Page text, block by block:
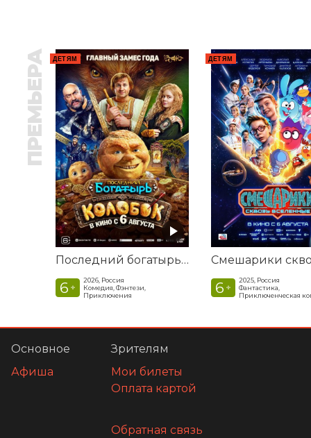
ПРЕМЬЕРА ДЕТЯМ
Последний богатырь. Колобок
6 +
2026, Россия
Комедия, Фэнтези,
Приключения
ДЕТЯМ
6 +
2025, Россия
Фантастика,
Приключенческая
Основное
Афиша
Зрителям
Мои билеты
Оплата картой
Обратная связь